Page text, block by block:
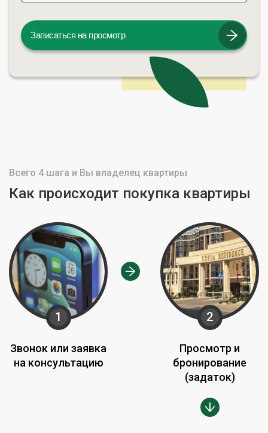
Записаться на просмотр
Всего 4 шага и Вы владелец квартиры
Как происходит покупка квартиры
1
Звонок или заявка
на консультацию
2
Просмотр и
бронирование
(задаток)